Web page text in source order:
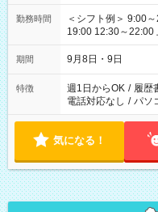
勤務時間
＜シフト例＞ 9:00
19:00 12:30～22:00 上記の時間から好きな時間を選べます！ ※
時間は変更となる可
期間 9月8日・9日
特徴 週1日からOK / 履歴
電話対応なし / パソ
気になる！